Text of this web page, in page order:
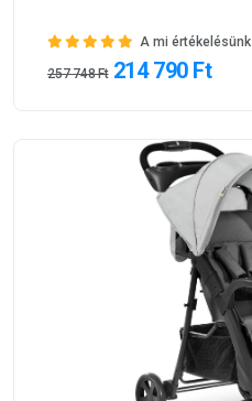
A mi értékelésünk
257 748 Ft 214 790 Ft